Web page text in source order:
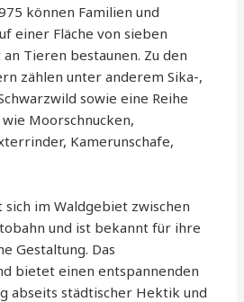
können Familien und
einer Fläche von sieben
Tieren bestaunen. Zu den
zählen unter anderem Sika-,
sowie eine Reihe
Moorschnucken,
Kamerunschafe,
im Waldgebiet zwischen
und ist bekannt für ihre
Gestaltung. Das
bietet einen entspannenden
abseits städtischer Hektik und